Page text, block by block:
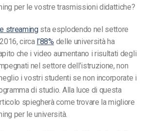
per le vostre trasmissioni didattiche?
streamingsta esplodendo nel settore
circa l’88% delle università ha
che i video aumentano i risultati degli
nel settore dell’istruzione, non
i vostri studenti se non incorporate i
di studio. Alla luce di questa
spiegherà come trovare la migliore
per le università.